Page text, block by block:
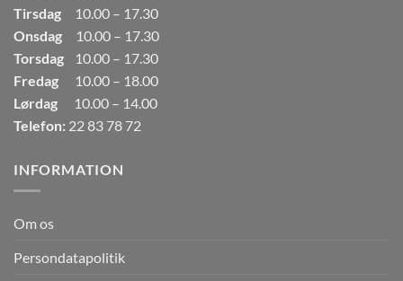
Tirsdag
10.00 – 17.30
Onsdag
10.00 – 17.30
Torsdag
10.00 – 17.30
Fredag
10.00 – 18.00
Lørdag
10.00 – 14.00
Telefon: 22 83 78 72
INFORMATION
Om os
Persondatapolitik